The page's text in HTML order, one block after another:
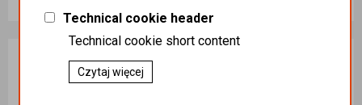
Dodaj do koszyka
Technical cookie header
Technical cookie short content
Czytaj więcej